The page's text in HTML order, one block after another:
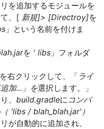
を追加するモジュールを
、[ 新規]> [Directroy]を
」という名前を付けま
を ' libs 」フォルダ
右クリックして、「 ライ
加... 」 を選択します。
」
、 build.gradleにコンパ
'libs / blah_blah.jar'）
が自動的に追加され、